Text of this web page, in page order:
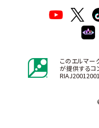
このエルマー
が提供するコ